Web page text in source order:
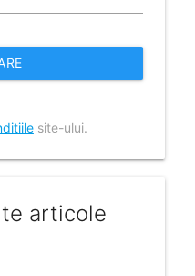
site-ului.
articole